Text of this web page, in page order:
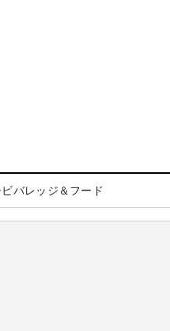
バレッジ＆フード